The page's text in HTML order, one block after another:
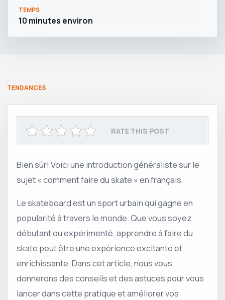
TEMPS
10 minutes environ
TENDANCES
RATE THIS POST
Bien sûr! Voici une introduction généraliste sur le
sujet « comment faire du skate » en français :
Le skateboard est un sport urbain qui gagne en
popularité à travers le monde. Que vous soyez
débutant ou expérimenté, apprendre à faire du
skate peut être une expérience excitante et
enrichissante. Dans cet article, nous vous
donnerons des conseils et des astuces pour vous
lancer dans cette pratique et améliorer vos